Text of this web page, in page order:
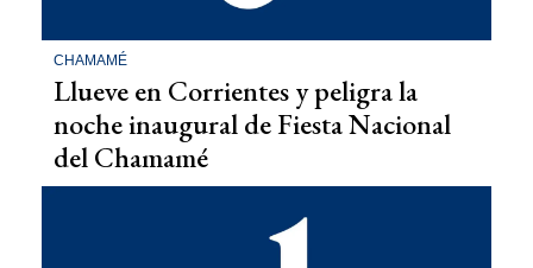
CHAMAMÉ
Llueve en Corrientes y peligra la
noche inaugural de Fiesta Nacional
del Chamamé